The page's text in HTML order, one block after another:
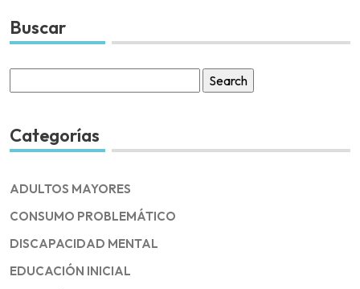
Buscar
for:
Categorías
ADULTOS MAYORES
CONSUMO PROBLEMÁTICO
DISCAPACIDAD MENTAL
EDUCACIÓN INICIAL